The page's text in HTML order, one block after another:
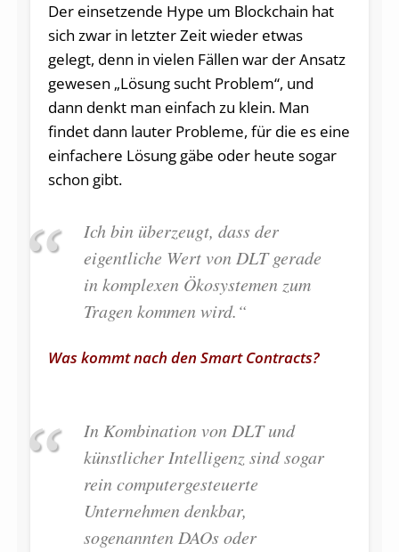
Der einsetzende Hype um Blockchain hat
sich zwar in letzter Zeit wieder etwas
gelegt, denn in vielen Fällen war der Ansatz
gewesen „Lösung sucht Problem“, und
dann denkt man einfach zu klein. Man
findet dann lauter Probleme, für die es eine
einfachere Lösung gäbe oder heute sogar
schon gibt.
Ich bin überzeugt, dass der
eigentliche Wert von DLT gerade
in komplexen Ökosystemen zum
Tragen kommen wird.“
Was kommt nach den Smart Contracts?
In Kombination von DLT und
künstlicher Intelligenz sind sogar
rein computergesteuerte
Unternehmen denkbar,
sogenannten DAOs oder